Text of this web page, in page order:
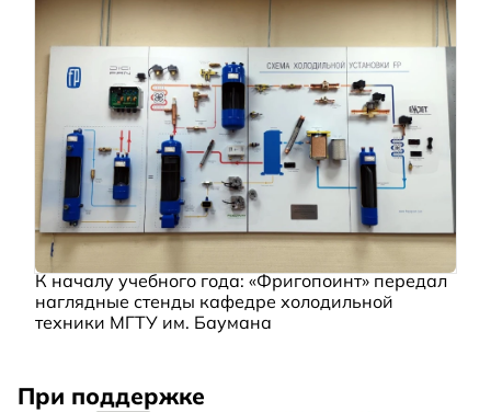
К началу учебного года: «Фригопоинт» передал
наглядные стенды кафедре холодильной
техники МГТУ им. Баумана
При поддержке